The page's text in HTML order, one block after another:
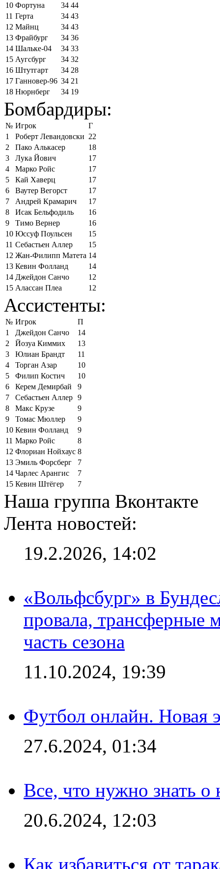
10 Фортуна 34 44
11 Герта 34 43
12 Майнц 34 43
13 Фрайбург 34 36
14 Шальке-04 34 33
15 Аугсбург 34 32
16 Штутгарт 34 28
17 Ганновер-96 34 21
18 Нюрнберг 34 19
Бомбардиры:
№ Игрок
Г
1
Роберт Левандовски 22
2
Пако Алькасер
18
3
Лука Йович
17
4
Марко Ройс
17
5
Кай Хаверц
17
6
Ваутер Вегорст
17
7
Андрей Крамарич
17
8
Исак Бельфодиль
16
9
Тимо Вернер
16
10 Юссуф Поульсен
15
11 Себастьен Аллер
15
12 Жан-Филипп Матета 14
13 Кевин Фолланд
14
14 Джейдон Санчо
12
15 Алассан Плеа 12
Ассистенты:
№ Игрок
П
1
Джейдон Санчо
14
2
Йозуа Киммих
13
3
Юлиан Брандт
11
4
Торган Азар
10
5
Филип Костич
10
6
Керем Демирбай
9
7
Себастьен Аллер 9
8
Макс Крузе
9
9
Томас Мюллер
9
10 Кевин Фолланд
9
11 Марко Ройс
8
12 Флориан Нойхаус 8
13 Эмиль Форсберг
7
14 Чарлес Арангис
7
15 Кевин Штёгер 7
Наша группа Вконтакте
Лента новостей:
19.2.2026, 14:02
«Вольфсбург» в
провала, трансферные
часть сезона
11.10.2024, 19:39
Футбол онлайн. Новая
27.6.2024, 01:34
Все, что нужно знать о
20.6.2024, 12:03
Как избавиться от